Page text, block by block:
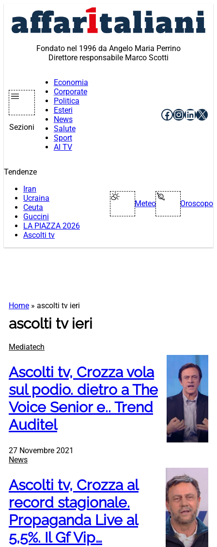
contenuto
Fondato nel 1996 da Angelo Maria Perrino
Direttore responsabile Marco Scotti
Sezioni
Economia
Corporate
Politica
Esteri
News
Salute
Sport
AI TV
Facebook
X
Tendenze
Iran
Ucraina
Ceuta
Guccini
LA PIAZZA 2026
Ascolti tv
Meteo Oroscopo
Home » ascolti tv ieri
ascolti tv ieri
Mediatech
Ascolti tv, Crozza vola
sul podio. dietro a The
Voice Senior e.. Trend
Auditel
27 Novembre 2021
News
Ascolti tv, Crozza al
record stagionale.
Propaganda Live al
5,5%. Il Gf Vip…